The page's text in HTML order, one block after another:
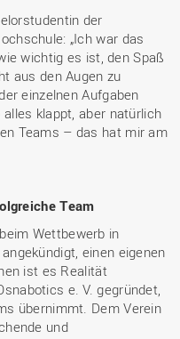
der
„Ich war das
wichtig es ist, den Spaß
aus den Augen zu
einzelnen Aufgaben
klappt, aber natürlich
Teams – das hat mir am
Team
Wettbewerb in
einen eigenen
ist es Realität
e. V. gegründet,
übernimmt. Dem Verein
und